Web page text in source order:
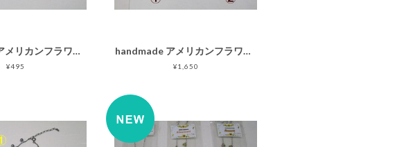
handmade アメリカンフラワー ヘアピン(小花)
¥495
handmade アメリカンフラワー イヤリング(赤花)/ピアス(白花)
¥1,650